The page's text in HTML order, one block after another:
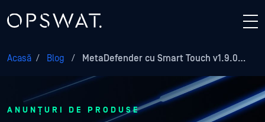
Acasă / Blog / MetaDefender cu Smart Touch v1.9.0…
ANUNȚURI DE PRODUSE